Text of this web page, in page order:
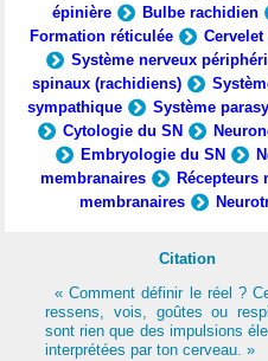
épinière
Bulbe rachidien
Formation réticulée
Cervelet
Système nerveux
spinaux (rachidiens)
sympathique
Système
Cytologie du SN
Embryologie du SN
membranaires
Récepteurs
membranaires
Citation
« Comment définir le réel ?
ressens, vois, goûtes ou
sont rien que des impulsions
interprétées par ton cerveau. »